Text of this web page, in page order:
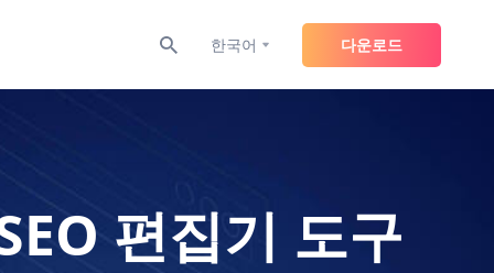
한국어 다운로드
편집기 도구